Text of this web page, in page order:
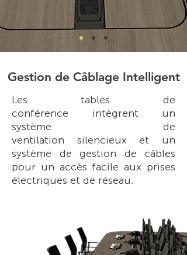
Gestion de Câblage Intelligent
Les tables de
conférence intègrent un
système de
ventilation silencieux et un
système de gestion de câbles
pour un accès facile aux prises
électriques et de réseau.